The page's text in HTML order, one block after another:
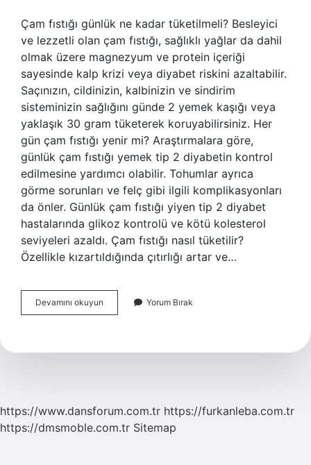
Çam fıstığı günlük ne kadar tüketilmeli? Besleyici
ve lezzetli olan çam fıstığı, sağlıklı yağlar da dahil
olmak üzere magnezyum ve protein içeriği
sayesinde kalp krizi veya diyabet riskini azaltabilir.
Saçınızın, cildinizin, kalbinizin ve sindirim
sisteminizin sağlığını günde 2 yemek kaşığı veya
yaklaşık 30 gram tüketerek koruyabilirsiniz. Her
gün çam fıstığı yenir mi? Araştırmalara göre,
günlük çam fıstığı yemek tip 2 diyabetin kontrol
edilmesine yardımcı olabilir. Tohumlar ayrıca
görme sorunları ve felç gibi ilgili komplikasyonları
da önler. Günlük çam fıstığı yiyen tip 2 diyabet
hastalarında glikoz kontrolü ve kötü kolesterol
seviyeleri azaldı. Çam fıstığı nasıl tüketilir?
Özellikle kızartıldığında çıtırlığı artar ve…
Devamını okuyun
Fıstığı
Tüketilmeli
Yorum Bırak
https://www.dansforum.com.tr https://furkanleba.com.tr
https://dmsmoble.com.tr Sitemap